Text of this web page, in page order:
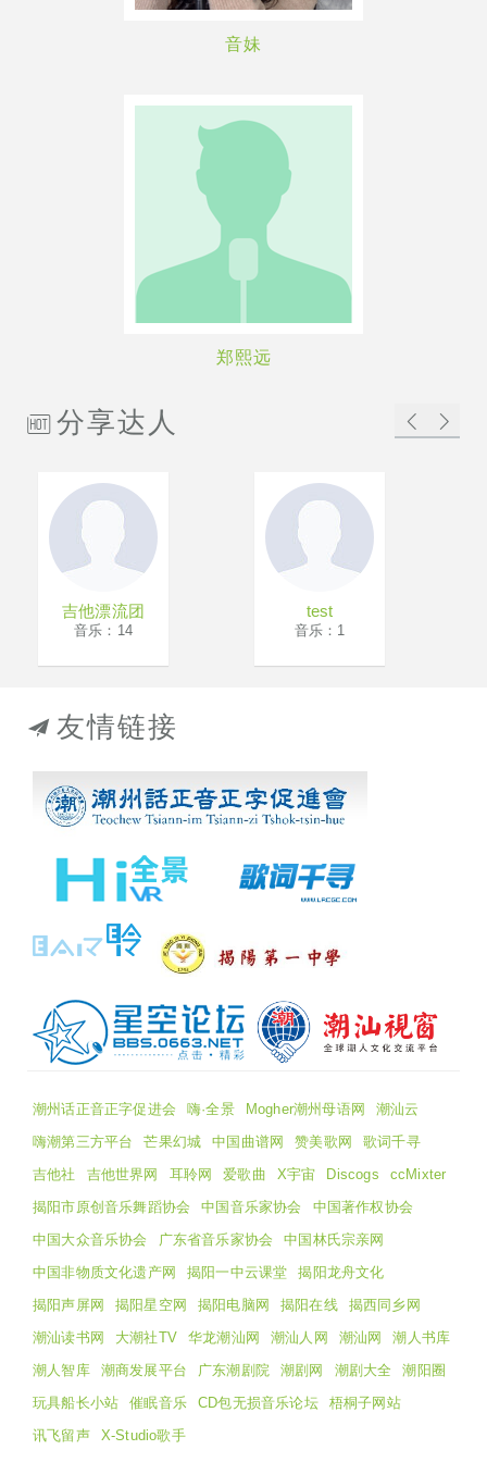
音妹
郑熙远
分享达人
吉他漂流团
音乐：14
test
音乐：1
友情链接
潮州话正音正字促进会 嗨·全景 Mogher潮州母语网
潮汕云
嗨潮第三方平台
芒果幻城 中国曲谱网 赞美歌网
歌词千寻
吉他社
吉他世界网 耳聆网 爱歌曲 X宇宙 Discogs
ccMixter
揭阳市原创音乐舞蹈协会
中国音乐家协会
中国著作权协会
中国大众音乐协会
广东省音乐家协会
中国林氏宗亲网
中国非物质文化遗产网
揭阳一中云课堂
揭阳龙舟文化
揭阳声屏网
揭阳星空网 揭阳电脑网 揭阳在线
揭西同乡网
潮汕读书网
大潮社TV 华龙潮汕网 潮汕人网 潮汕网
潮人书库
潮人智库
潮商发展平台 广东潮剧院 潮剧网 潮剧大全
潮阳圈
玩具船长小站
催眠音乐 CD包无损音乐论坛
梧桐子网站
讯飞留声
X-Studio歌手